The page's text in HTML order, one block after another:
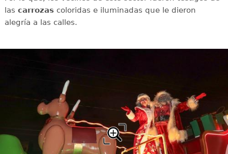
las carrozascoloridas e iluminadas que le dieron
alegría a las calles.